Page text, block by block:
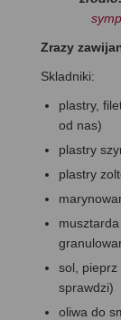
Zrazy
Skladniki:
plastry,
od nas)
plastry
plastry
sol, pieprz
sprawdzi)
oliwa do